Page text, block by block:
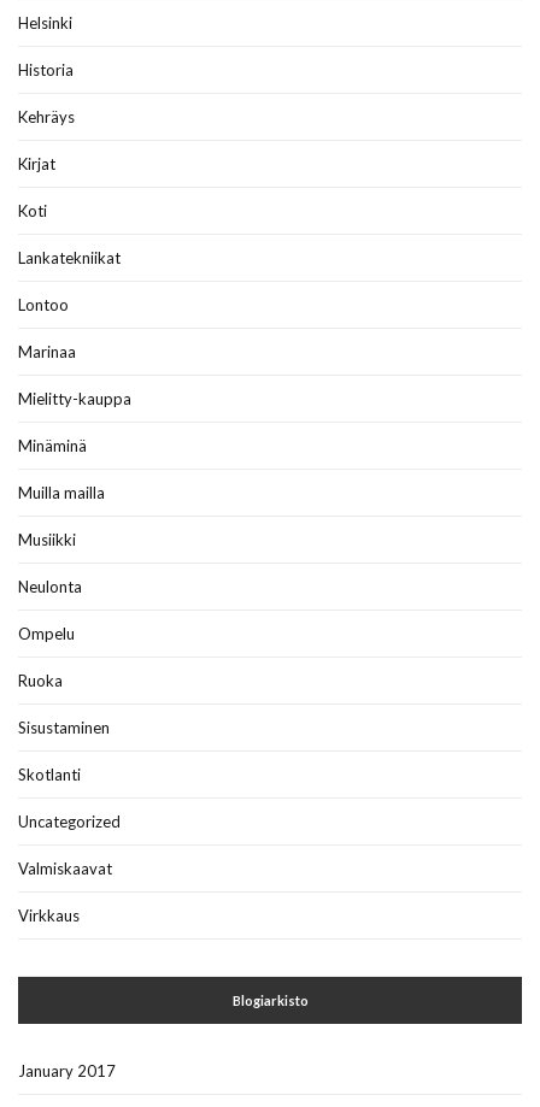
Helsinki
Historia
Kehräys
Kirjat
Koti
Lankatekniikat
Lontoo
Marinaa
Mielitty-kauppa
Minäminä
Muilla mailla
Musiikki
Neulonta
Ompelu
Ruoka
Sisustaminen
Skotlanti
Uncategorized
Valmiskaavat
Virkkaus
Blogiarkisto
January 2017